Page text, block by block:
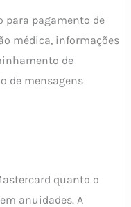
pagamento de
médica, informações
de
de mensagens
quanto o
anuidades. A